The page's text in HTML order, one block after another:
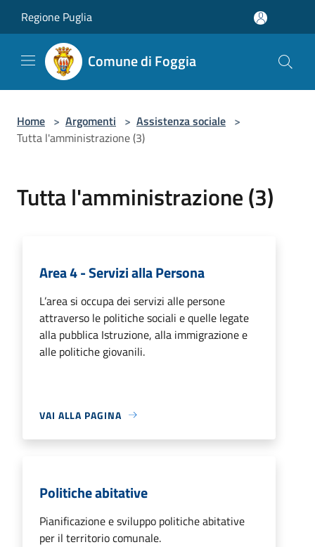
Regione Puglia
Comune di Foggia
Home > Argomenti > Assistenza sociale >
Tutta l'amministrazione (3)
Tutta l'amministrazione (3)
Area 4 - Servizi alla Persona
L’area si occupa dei servizi alle persone
attraverso le politiche sociali e quelle legate
alla pubblica Istruzione, alla immigrazione e
alle politiche giovanili.
VAI ALLA PAGINA
Politiche abitative
Pianificazione e sviluppo politiche abitative
per il territorio comunale.